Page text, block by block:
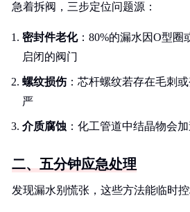
急着拆阀，三步定位问题源：
密封件老化：80%的漏水因O型圈
启闭的阀门
螺纹损伤：芯杆螺纹若存在毛刺
严
介质腐蚀 ：化工管道中结晶物会
二、五分钟应急处理
发现漏水别慌张，这些方法能临时控